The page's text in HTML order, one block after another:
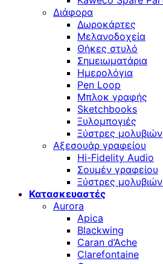
Διάφορα
Δωροκάρτες
Μελανοδοχεία
Θήκες στυλό
Σημειωματάρια
Ημερολόγια
Pen Loop
Μπλοκ γραφής
Sketchbooks
Ξυλομπογιές
Ξύστρες μολυβιών
Αξεσουάρ γραφείου
Hi-Fidelity Audio
Σουμέν γραφείου
Ξύστρες μολυβιών
Κατασκευαστές
Aurora
Apica
Blackwing
Caran d’Ache
Clarefontaine